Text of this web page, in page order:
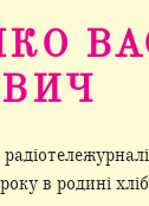
в родині